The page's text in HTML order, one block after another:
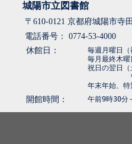
城陽市立図書館
〒610-0121 京都府城陽市寺
電話番号： 0774-53-4000
休館日：
毎週月曜日（
毎月最終木曜
祝日の翌日（
*平日：
年末年始、特
開館時間： 午前9時30分